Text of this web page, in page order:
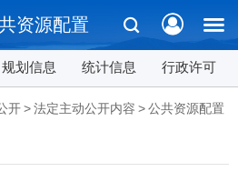
资源配置
规划信息 统计信息 行政许可
开>法定主动公开内容 >公共资源配置